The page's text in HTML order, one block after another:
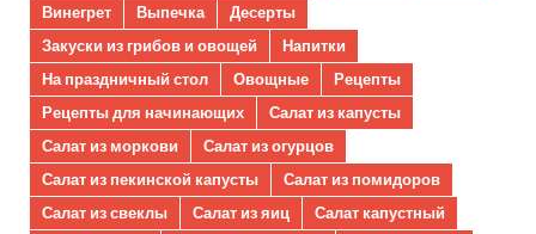
Винегрет
Выпечка
Десерты
Закуски из грибов и овощей
Напитки
На праздничный стол
Овощные
Рецепты
Рецепты для начинающих
Салат из капусты
Салат из моркови
Салат из огурцов
Салат из пекинской капусты
Салат из помидоров
Салат из свеклы
Салат из яиц
Салат капустный